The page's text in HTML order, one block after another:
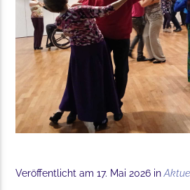
Veröffentlicht am 17. Mai 2026 in